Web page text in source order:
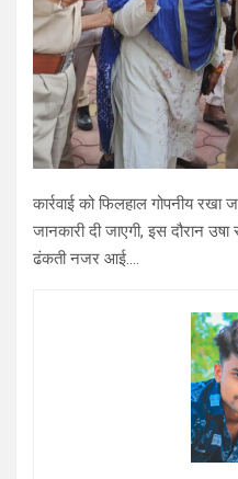
कार्रवाई को फिलहाल गोपनीय रखा
जानकारी दी जाएगी, इस दौरान
ढंकती नजर आई….